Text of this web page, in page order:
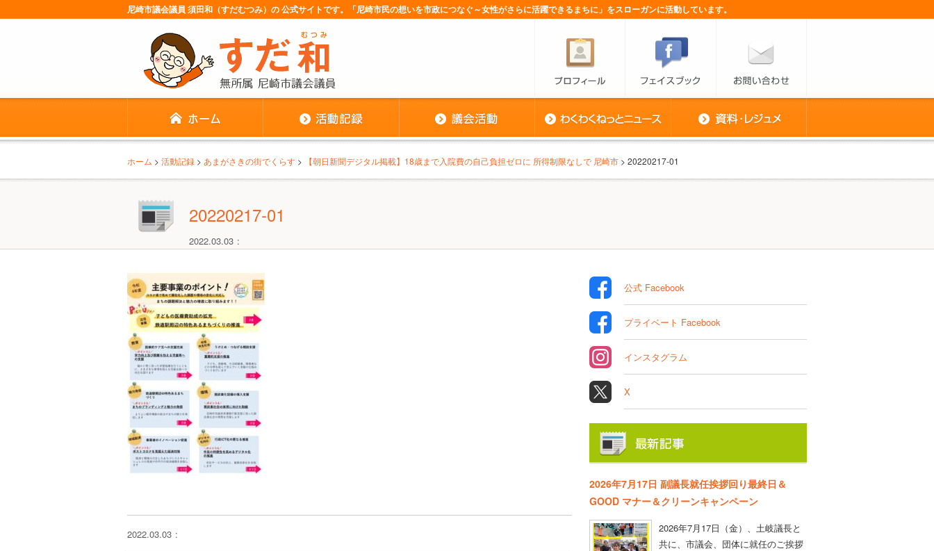
尼崎市議会議員 須田和（すだむつみ）の 公式サイトです。「尼崎市民の想いを市政につなぐ～女性がさらに活躍できるまちに」をスローガンに活動しています。
ホーム > 活動記録 > あまがさきの街でくらす > 【朝日新聞デジタル掲載】18歳まで入院費の自己負担ゼロに 所得制限なしで 尼崎市 > 20220217-01
20220217-01
2022.03.03
2022.03.03
公式 Facebook
プライベート Facebook
インスタグラム
X
2026年7月17日 副議長就任挨拶回り最終日＆
GOOD マナー＆クリーンキャンペーン
2026年7月17日（金）、土岐議長と
共に、市議会、団体に就任のご挨拶